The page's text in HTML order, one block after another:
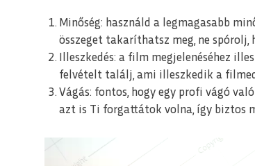
Minőség: használd a legmagasabb
összeget takaríthatsz meg, ne
Illeszkedés: a film megjelenéséhez
felvételt találj, ami illeszkedik a
Vágás: fontos, hogy egy profi vágó
azt is Ti forgattátok volna, így biztos
Videólejátszó